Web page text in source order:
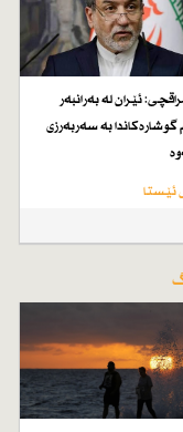
ئێران لە بەرانبەر
بە سەربەرزی